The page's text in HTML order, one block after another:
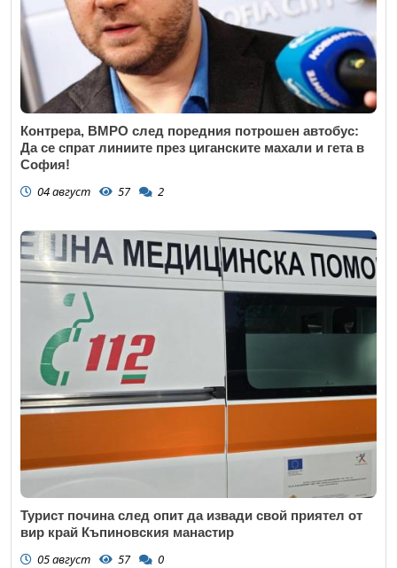
Контрера, ВМРО след поредния потрошен автобус:
Да се спрат линиите през циганските махали и гета в
София!
04 август 57 2
Турист почина след опит да извади свой приятел от
вир край Къпиновския манастир
05 август 57 0